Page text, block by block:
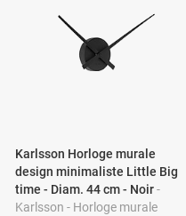
Karlsson Horloge murale
design minimaliste Little Big
time - Diam. 44 cm - Noir-
Karlsson - Horloge murale